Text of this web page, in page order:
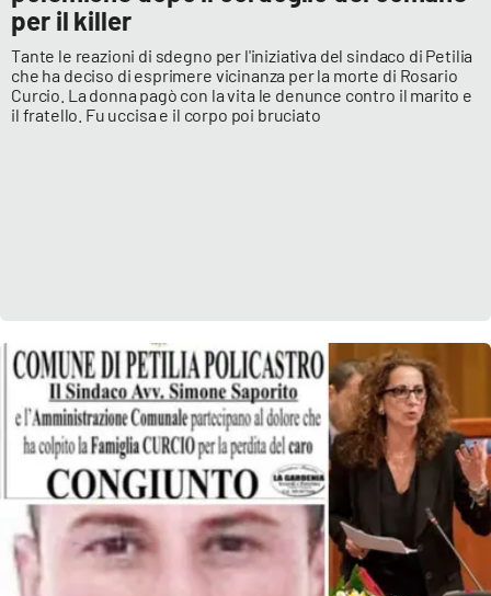
per il killer
Tante le reazioni di sdegno per l'iniziativa del sindaco di Petilia
che ha deciso di esprimere vicinanza per la morte di Rosario
Curcio. La donna pagò con la vita le denunce contro il marito e
il fratello. Fu uccisa e il corpo poi bruciato